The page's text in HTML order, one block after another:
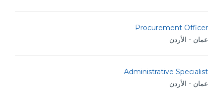
Procurement Officer
عمان - الأردن
Administrative Specialist
عمان - الأردن